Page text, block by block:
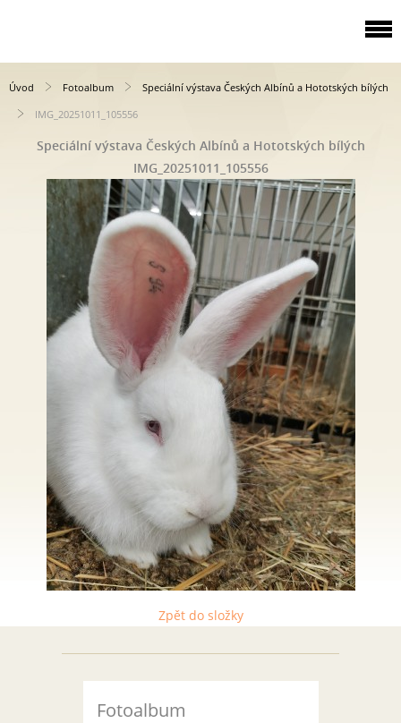
Úvod Fotoalbum
Speciální výstava Českých Albínů a Hototských bílých
IMG_20251011_105556
Speciální výstava Českých Albínů a Hototských bílých
IMG_20251011_105556
Zpět do složky
Fotoalbum